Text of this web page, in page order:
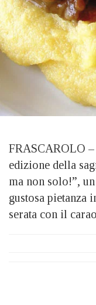
FRASCAROLO
edizione della
ma non solo!”,
gustosa pietanza
serata con il